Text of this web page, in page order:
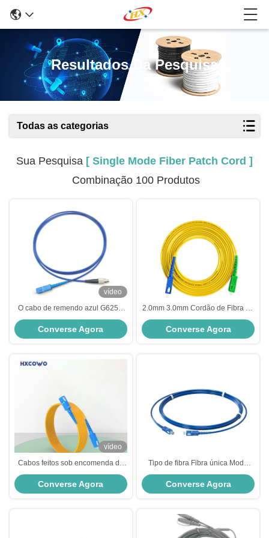
Resultados Da Pesquisa
Todas as categorias
Sua Pesquisa [ Single Mode Fiber Patch Cord ]
Combinação 100 Produtos
vídeo
O cabo de remendo azul G625D
da fibra do único modo dos SS
pre terminou o cabo da fibra
Converse Agora
2.0mm 3.0mm Cordão de Fibra de
Modo Único SC SC APC UPC
Fiber Jumper
Converse Agora
vídeo
Cabos feitos sob encomenda do
remendo da fibra do cabo
G657A1 3M Custom Fiber do
remendo da fibra do único modo
Converse Agora
Tipo de fibra Fibra única Modo
único Cordão blindado SC-
UPC/SC-UPC Azul 9/125um
Converse Agora